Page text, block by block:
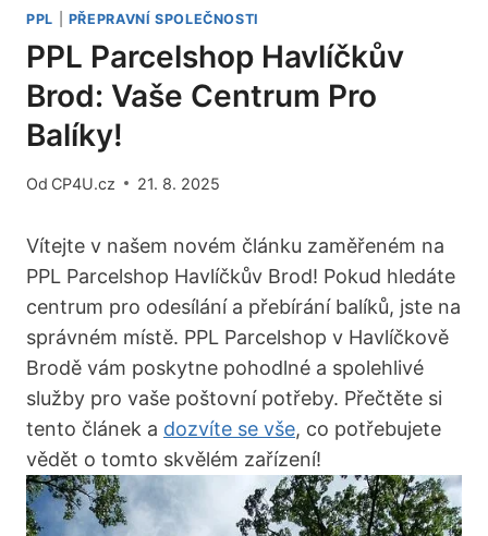
PPL PŘEPRAVNÍ SPOLEČNOSTI
PPL Parcelshop Havlíčkův
Brod: Vaše Centrum Pro
Balíky!
Od CP4U.cz 21. 8. 2025
Vítejte v našem novém článku zaměřeném na
PPL Parcelshop Havlíčkův Brod! Pokud hledáte
centrum ‍pro odesílání a přebírání balíků, ‍jste na
správném⁤ místě.⁤ PPL‍ Parcelshop v ⁢Havlíčkově
Brodě vám poskytne pohodlné a​ spolehlivé
služby pro ⁢vaše poštovní potřeby. Přečtěte si
tento ⁣článek a dozvíte ⁤se vše, co potřebujete
vědět o ⁢tomto ⁣skvělém zařízení!